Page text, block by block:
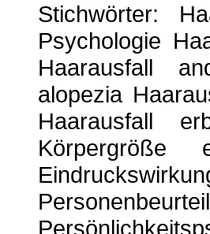
Stichwörter:
Psychologie
Haarausfall
alopezia
Haarausfall
Körpergröße